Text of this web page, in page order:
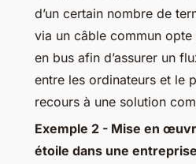
d’un certain nombre de
via un câble commun
en bus afin d’assurer un
entre les ordinateurs et le
recours à une solution
Exemple 2 - Mise en
étoile dans une